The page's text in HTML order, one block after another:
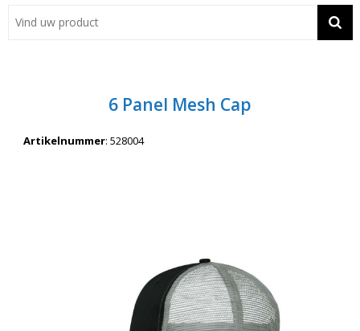
Contact
Wil je snel een advies? Bel nu 053-7920045 of 06-55731304
6 Panel Mesh Cap
Artikelnummer: 528004